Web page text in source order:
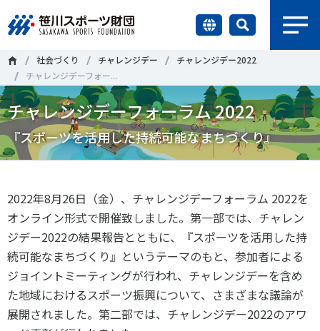
財団情報
研究員紹介
調査・研究
社会づくり
国際情報
知る学ぶ
ニュース
＃誰が子どものスポーツをささえるのか ＃部活動
＃アクティブなまちづくり ＃日本人の身体活動と健康寿命
＃高齢者スポーツ ＃差別とダイバーシティ
調査・研究
スポーツライフ・データ
社会づくり チャレンジデー
チャレンジデー2022
チャレンジデーフォー...
チャレンジデーフォーラム 2022
『スポーツを活用した持続可能なまちづくり』
2022年8月26日（金）、チャレンジデーフォーラム 2022を
オンライン形式で開催致しました。第一部では、チャレン
ジデー2022の結果報告とともに、『スポーツを活用した持
続可能なまちづくり』というテーマのもと、参加者による
ジョイントミーティングが行われ、チャレンジデーを含め
た地域におけるスポーツ振興について、さまざまな議論が
展開されました。第二部では、チャレンジデー2022のアワ